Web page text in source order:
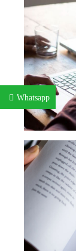
Whatsapp